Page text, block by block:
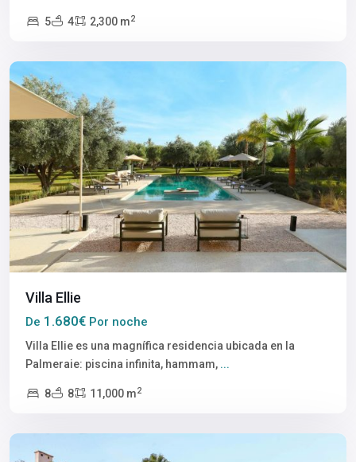
5 4 2,300 m2
Villa Ellie
De 1.680€ Por noche
Villa Ellie es una magnífica residencia ubicada en la
Palmeraie: piscina infinita, hammam, ...
8 8 11,000 m2